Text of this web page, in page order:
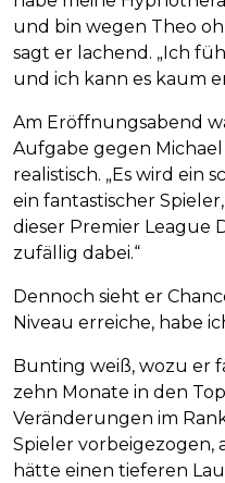
und bin wegen Theo
sagt er lachend. „Ich
und ich kann es kaum
Am Eröffnungsabend
Aufgabe gegen
realistisch. „Es wird ein
ein fantastischer
dieser Premier League
zufällig dabei.“
Dennoch sieht er
Niveau erreiche, habe
Bunting weiß, wozu er
zehn Monate in den
Veränderungen im
Spieler vorbeigezogen,
hätte einen tieferen